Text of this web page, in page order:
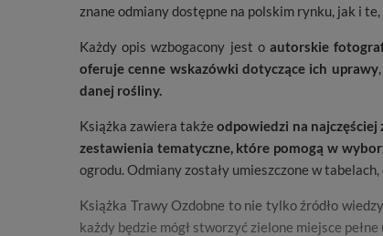
znane odmiany dostępne na polskim rynku, jak i
Każdy opis wzbogacony jest oautorskie
oferuje cenne wskazówki dotyczące ich uprawy
danej rośliny.
Książka zawiera takżeodpowiedzi na najczęściej
zestawienia tematyczne, które pomogą w
ogrodu. Odmiany zostały umieszczone w
Książka Trawy Ozdobne to nie tylko źródło
każdy będzie mógł stworzyć zielone miejsce